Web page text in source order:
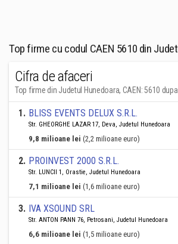
Top firme cu codul CAEN 5610 din
Cifra de afaceri
Top firme din Judetul Hunedoara, CAEN: 5610
1. BLISS EVENTS DELUX S.R.L.
Str. GHEORGHE LAZAR 17, Deva, Judetul Hunedoara
9,8 milioane lei (2,2 milioane euro)
2. PROINVEST 2000 S.R.L.
Str. LUNCII 1, Orastie, Judetul Hunedoara
7,1 milioane lei (1,6 milioane euro)
3. IVA XSOUND SRL
Str. ANTON PANN 76, Petrosani, Judetul Hunedoara
6,6 milioane lei (1,5 milioane euro)